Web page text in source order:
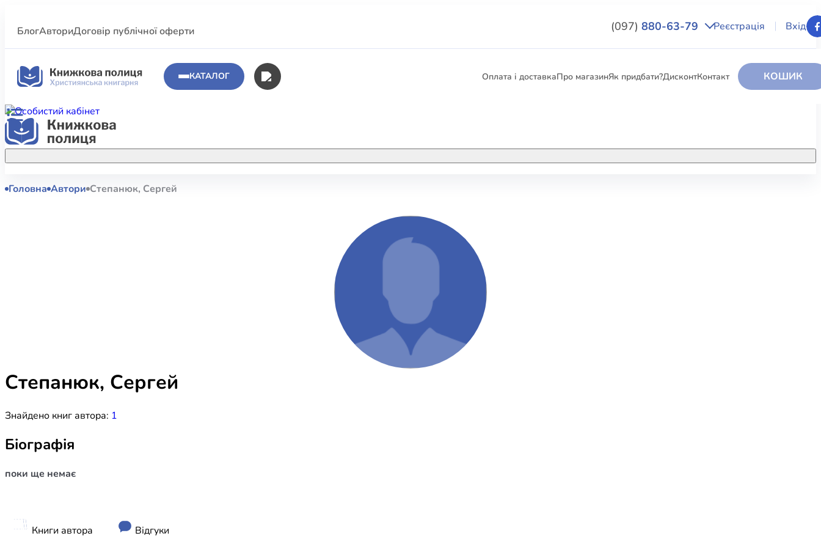
БлогАвториДоговір публічної оферти (097) 880-63-79 Реєстрація Вхід
КАТАЛОГ Оплата і доставкаПро магазинЯк придбати?ДисконтКонтакт КОШИК
Акційні пропозиції
КНИГИ
Біблійне консультування
ЕЛЕКТРОННІ КНИГИ
КНИГА В КОМПЛЕКТІ
Головна Автори Степанюк, Сергей
Степанюк, Сергей
Знайдено книг автора: 1
Біографія
поки ще немає
Книги автора Відгуки